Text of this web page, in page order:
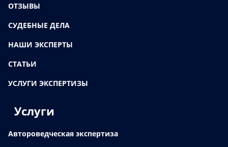
ОТЗЫВЫ
СУДЕБНЫЕ ДЕЛА
НАШИ ЭКСПЕРТЫ
СТАТЬИ
УСЛУГИ ЭКСПЕРТИЗЫ
Услуги
Автороведческая экспертиза